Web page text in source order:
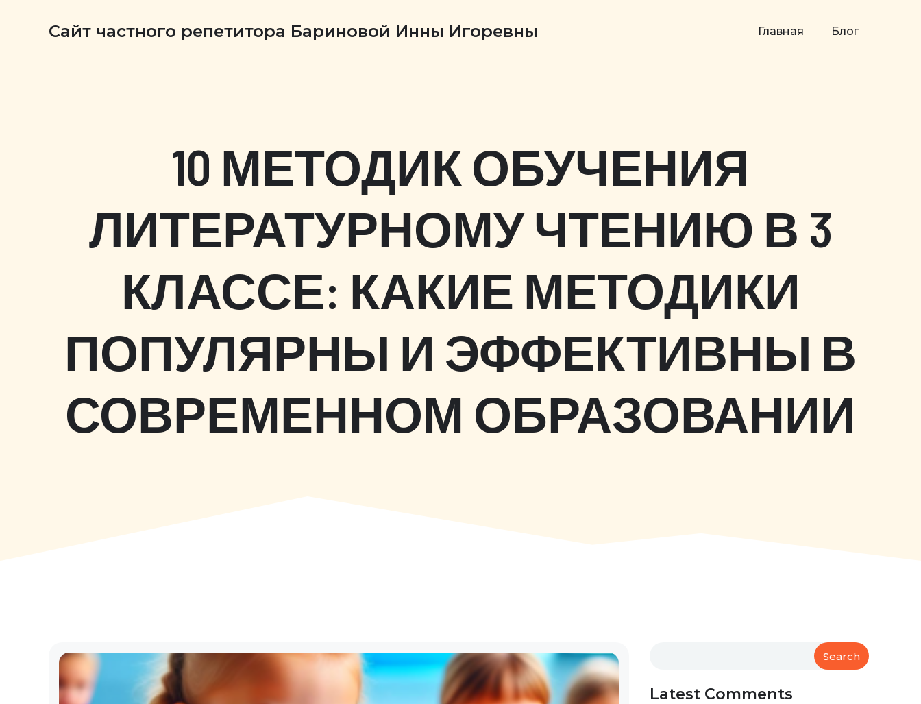
Сайт частного репетитора Бариновой Инны Игоревны Главная Блог
10 МЕТОДИК ОБУЧЕНИЯ
ЛИТЕРАТУРНОМУ ЧТЕНИЮ В 3
КЛАССЕ: КАКИЕ МЕТОДИКИ
ПОПУЛЯРНЫ И ЭФФЕКТИВНЫ В
СОВРЕМЕННОМ ОБРАЗОВАНИИ
Search
Latest Comments